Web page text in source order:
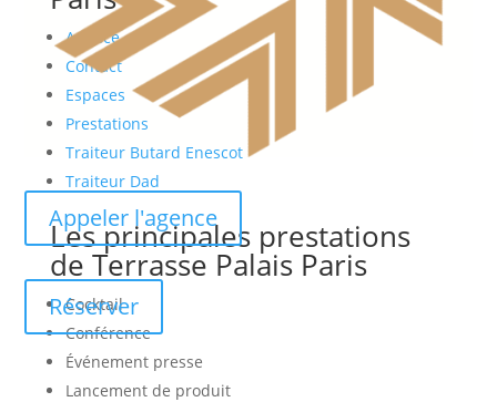
Appeler l'agence
Réserver
Agence
Contact
Espaces
Prestations
Traiteur Butard Enescot
Traiteur Dad
Les principales prestations
de Terrasse Palais Paris
Cocktail
Conférence
Événement presse
Lancement de produit